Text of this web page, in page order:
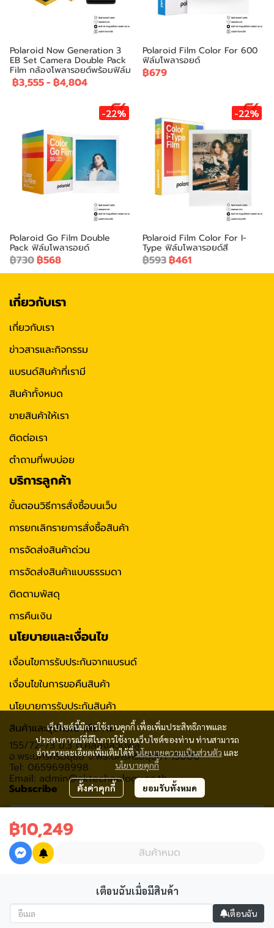
Polaroid Now Generation 3
EB Set Camera Double Pack
Film กล้องโพลารอยด์พร้อมฟิล์ม
฿3,555- ฿4,804
Polaroid Film Color For 600
ฟิล์มโพลารอยด์
฿679
-22%
Polaroid Go Film Double
Pack ฟิล์มโพลารอยด์
฿730฿568
-22%
Polaroid Film Color For I-
Type ฟิล์มโพลารอยด์สี
฿593฿461
฿10,249
สินค้าหมด
เตือนฉันเมื่อมีสินค้า
เตือนฉัน
เว็บไซต์นี้มีการใช้งานคุกกี้ เพื่อเพิ่มประสิทธิภาพและ
ประสบการณ์ที่ดีในการใช้งานเว็บไซต์ของท่าน ท่านสามารถ
อ่านรายละเอียดเพิ่มเติมได้ที่นโยบายความเป็นส่วนตัว และ
นโยบายคุกกี้
ตั้งค่าคุกกี้ ยอมรับทั้งหมด
เกี่ยวกับเรา
เกี่ยวกับเรา
ข่าวสารและกิจกรรม
แบรนด์สินค้าที่เรามี
สินค้าทั้งหมด
ขายสินค้าให้เรา
ติดต่อเรา
ตำถามที่พบบ่อย
บริการลูกค้า
ขั้นตอนวิธีการสั่งซื้อบนเว็บ
การยกเลิกรายการสั่งซื้อสินค้า
การจัดส่งสินค้าด่วน
การจัดส่งสินค้าแบบธรรมดา
ติดตามพัสดุ
การคืนเงิน
นโยบายและเงื่อนไข
เงื่อนไขการรับประกันจากแบรนด์
เงื่อนไขในการขอคืนสินค้า
นโยบายการรับประกันสินค้า
สินค้าและอุปกรณ์ เสียหาย
155/72-73 ม.3 ต.คลองสวนพลู
อ.พระนครศรีอยุธย จ.พระนครศรีอยุธยา 13000
Tel: 0659698998
Email: admin@cktechnology.co.th
Subscribe
รับข่าวสาร
2020 C.K.Technology (Thailand) Co., Ltd All rights reserved
Powered By MakeWebEasy